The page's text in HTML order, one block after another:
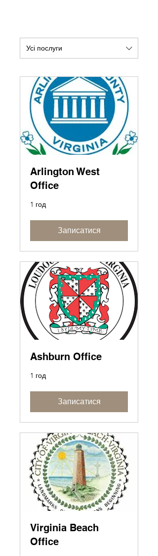
Усі послуги
Arlington West
Office
1 год
Записатися
Ashburn Office
1 год
Записатися
Virginia Beach
Office